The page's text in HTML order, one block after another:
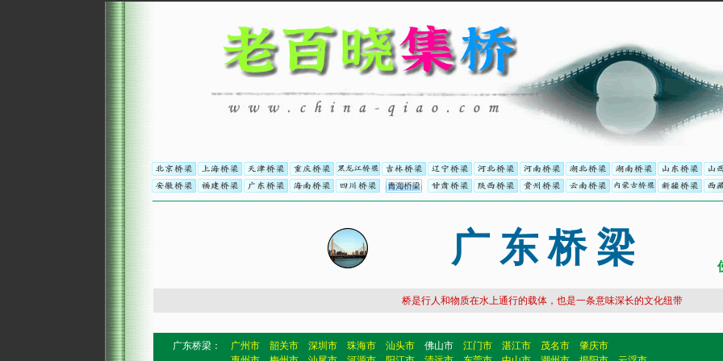
广 东 桥 梁
桥是行人和物质在水上通行的载体，也是一条意味深长的文化纽带
广东桥梁： 广州市 韶关市 深圳市 珠海市 汕头市 佛山市 江门市 湛江市 茂名市
肇庆市